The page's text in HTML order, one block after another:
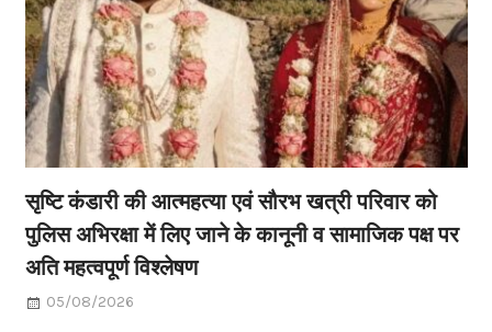
सृष्टि कंडारी की आत्महत्या एवं सौरभ खत्री परिवार को
पुलिस अभिरक्षा में लिए जाने के कानूनी व सामाजिक पक्ष पर
अति महत्वपूर्ण विश्लेषण
05/08/2026